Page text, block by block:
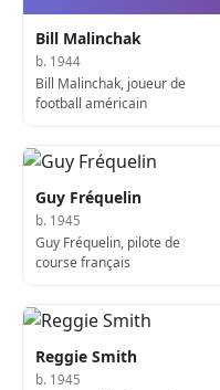
Bill Malinchak
b. 1944
Bill Malinchak, joueur de
football américain
Guy Fréquelin
b. 1945
Guy Fréquelin, pilote de
course français
Reggie Smith
b. 1945